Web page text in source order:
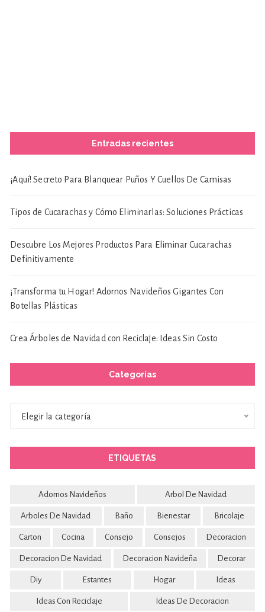
Entradas recientes
¡Aquí! Secreto Para Blanquear Puños Y Cuellos De Camisas
Tipos de Cucarachas y Cómo Eliminarlas: Soluciones Prácticas
Descubre Los Mejores Productos Para Eliminar Cucarachas
Definitivamente
¡Transforma tu Hogar! Adornos Navideños Gigantes Con
Botellas Plásticas
Crea Árboles de Navidad con Reciclaje: Ideas Sin Costo
Categorías
Elegir la categoría
ETIQUETAS
Adornos Navideños Arbol De Navidad
Arboles De Navidad Baño Bienestar Bricolaje
Carton Cocina Consejo Consejos Decoracion
Decoracion De Navidad Decoracion Navideña Decorar
Diy Estantes Hogar Ideas
Ideas Con Reciclaje Ideas De Decoracion